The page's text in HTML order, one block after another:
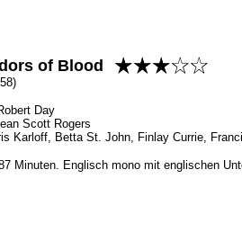
of Blood
Day
Scott Rogers
Karloff, Betta St. John, Finlay Currie,
Minuten. Englisch mono mit englischen